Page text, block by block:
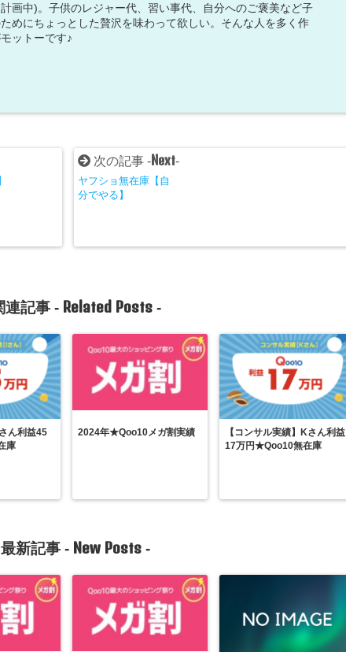
画中)。子供のレジャー代、習い事代、自分へのご褒美など子
めにちょっとした贅沢を味わって欲しい。そんな人を多く作
ットーです♪
次の記事 - Next-
ヤフショ無在庫【自
分でやる】
記事 - Related Posts-
ん利益45
庫
2024年★Qoo10メガ割実績
【コンサル実績】Kさん利益
17万円★Qoo10無在庫
最新記事 - New Posts -